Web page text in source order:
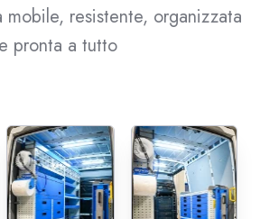
mobile, resistente, organizzata
e pronta a tutto